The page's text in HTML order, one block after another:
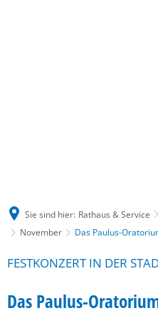
Sie sind hier: Rathaus & Service
November
Das Paulus-
FESTKONZERT IN DER
Das Paulus-